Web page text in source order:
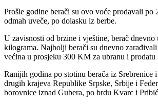
Prošle godine berači su ovo voće prodavali
odmah uveče, po dolasku iz berbe.
U zavisnosti od brzine i vještine, berač dnevno
kilograma. Najbolji berači su dnevno
većina u prosjeku 300 KM za ubranu i prodatu
Ranijih godina po stotinu berača iz Srebrenice
drugih krajeva Republike Srpske, Srbije i
borovnice iznad Gubera, po brdu Kvarc i